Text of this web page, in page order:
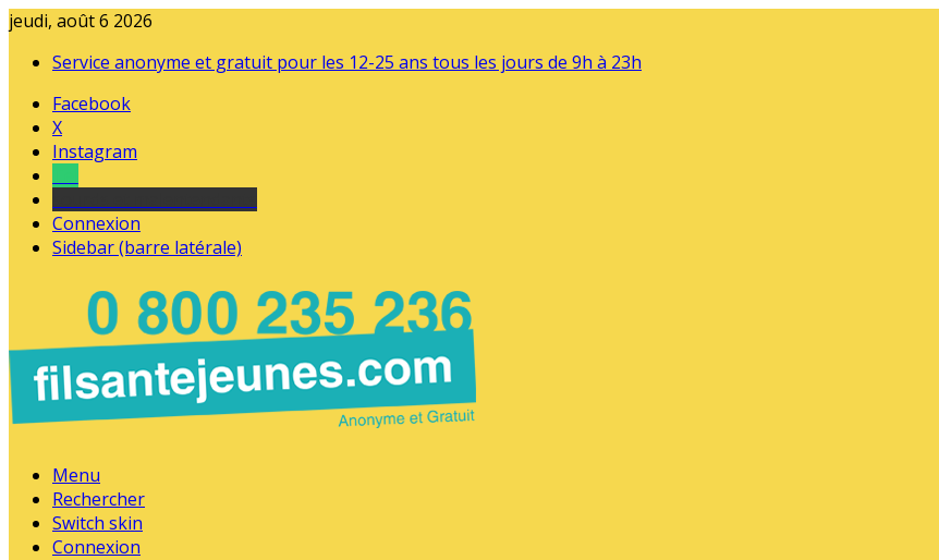
jeudi, août 6 2026
Service anonyme et gratuit pour les 12-25 ans tous les jours de 9h à 23h
Facebook
X
Instagram
Connexion
Sidebar (barre latérale)
Menu
Rechercher
Switch skin
Connexion